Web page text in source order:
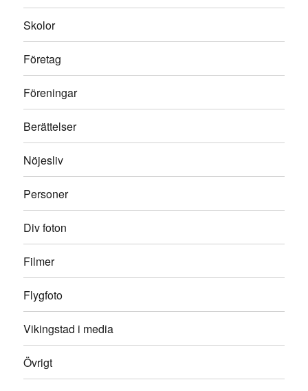
Skolor
Företag
Föreningar
Berättelser
Nöjesliv
Personer
Div foton
Filmer
Flygfoto
Vikingstad i media
Övrigt